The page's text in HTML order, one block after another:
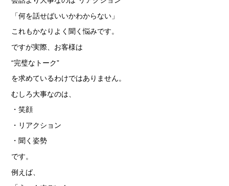
「何を話せばいいかわからない」
これもかなりよく聞く悩みです。
ですが実際、お客様は
“完璧なトーク”
を求めているわけではありません。
むしろ大事なのは、
・笑顔
・リアクション
・聞く姿勢
です。
例えば、